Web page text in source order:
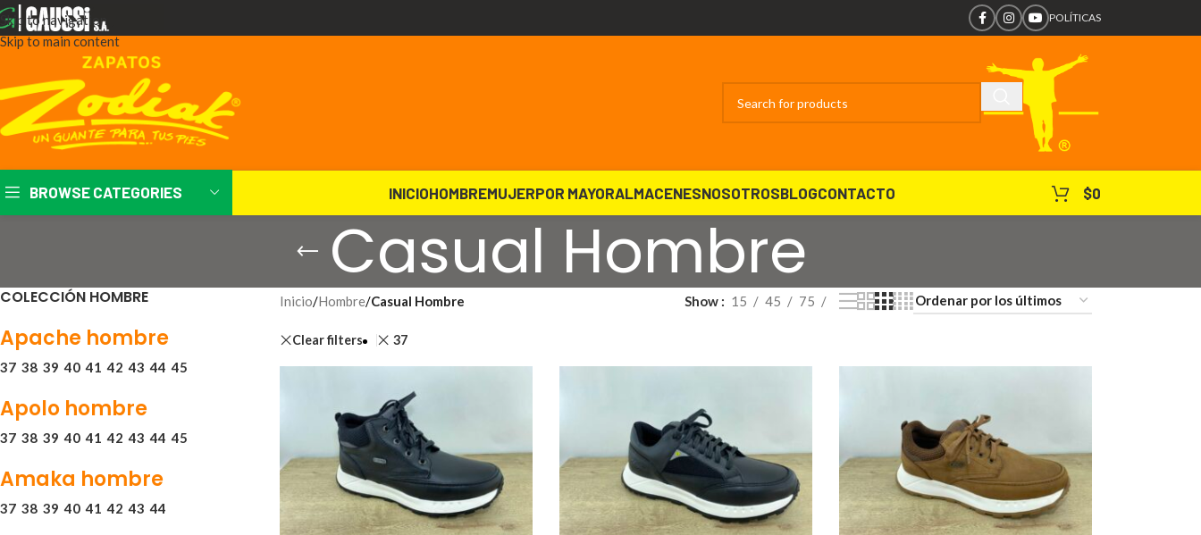
Skip to navigation
Skip to main content
POLÍTICAS
BROWSE CATEGORIES INICIOHOMBREMUJERPOR MAYORALMACENESNOSOTROSBLOGCONTACTO $0
Casual Hombre
COLECCIÓN HOMBRE
Apache hombre
37 38 39 40 41 42 43 44 45
Apolo hombre
37 38 39 40 41 42 43 44 45
Amaka hombre
37 38 39 40 41 42 43 44
Inicio/Hombre/Casual Hombre Show 15 45 75
Clear filters 37